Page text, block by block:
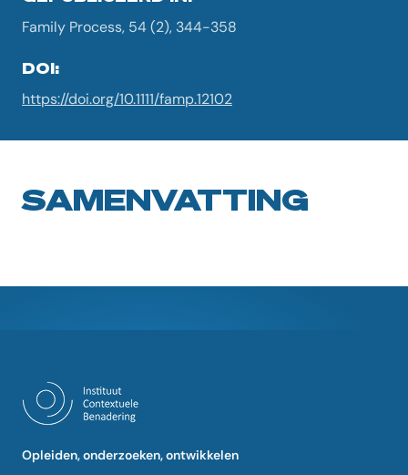
Family Process, 54 (2), 344-358
DOI:
https://doi.org/10.1111/famp.12102
SAMENVATTING
Opleiden, onderzoeken, ontwikkelen